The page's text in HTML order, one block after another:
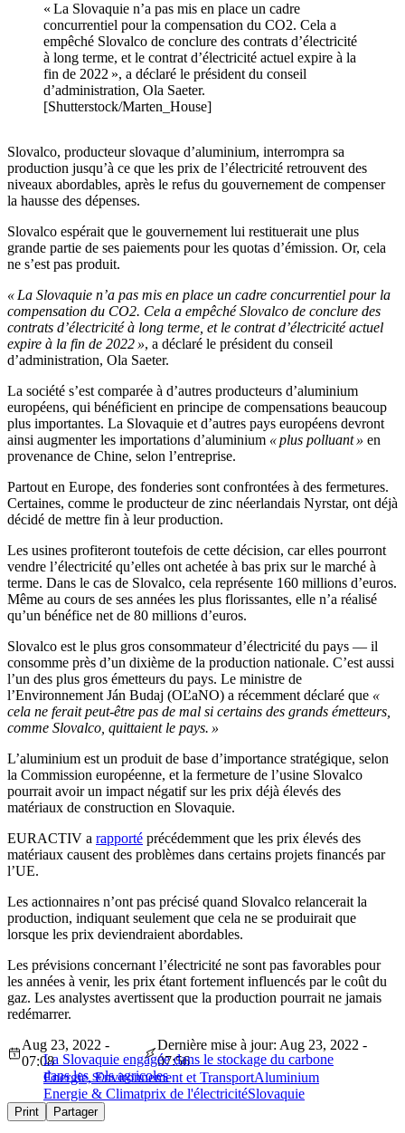
« La Slovaquie n’a pas mis en place un cadre
concurrentiel pour la compensation du CO2. Cela a
empêché Slovalco de conclure des contrats d’électricité
à long terme, et le contrat d’électricité actuel expire à la
fin de 2022 », a déclaré le président du conseil
d’administration, Ola Saeter.
[Shutterstock/Marten_House]
Slovalco, producteur slovaque d’aluminium, interrompra sa
production jusqu’à ce que les prix de l’électricité retrouvent des
niveaux abordables, après le refus du gouvernement de compenser
la hausse des dépenses.
Slovalco espérait que le gouvernement lui restituerait une plus
grande partie de ses paiements pour les quotas d’émission. Or, cela
ne s’est pas produit.
« La Slovaquie n’a pas mis en place un cadre concurrentiel pour la
compensation du CO2. Cela a empêché Slovalco de conclure des
contrats d’électricité à long terme, et le contrat d’électricité actuel
expire à la fin de 2022 », a déclaré le président du conseil
d’administration, Ola Saeter.
La société s’est comparée à d’autres producteurs d’aluminium
européens, qui bénéficient en principe de compensations beaucoup
plus importantes. La Slovaquie et d’autres pays européens devront
ainsi augmenter les importations d’aluminium « plus polluant » en
provenance de Chine, selon l’entreprise.
Partout en Europe, des fonderies sont confrontées à des fermetures.
Certaines, comme le producteur de zinc néerlandais Nyrstar, ont déjà
décidé de mettre fin à leur production.
Les usines profiteront toutefois de cette décision, car elles pourront
vendre l’électricité qu’elles ont achetée à bas prix sur le marché à
terme. Dans le cas de Slovalco, cela représente 160 millions d’euros.
Même au cours de ses années les plus florissantes, elle n’a réalisé
qu’un bénéfice net de 80 millions d’euros.
Slovalco est le plus gros consommateur d’électricité du pays — il
consomme près d’un dixième de la production nationale. C’est aussi
l’un des plus gros émetteurs du pays. Le ministre de
l’Environnement Ján Budaj (OĽaNO) a récemment déclaré que «
cela ne ferait peut-être pas de mal si certains des grands émetteurs,
comme Slovalco, quittaient le pays. »
L’aluminium est un produit de base d’importance stratégique, selon
la Commission européenne, et la fermeture de l’usine Slovalco
pourrait avoir un impact négatif sur les prix déjà élevés des
matériaux de construction en Slovaquie.
EURACTIV a rapporté précédemment que les prix élevés des
matériaux causent des problèmes dans certains projets financés par
l’UE.
Les actionnaires n’ont pas précisé quand Slovalco relancerait la
production, indiquant seulement que cela ne se produirait que
lorsque les prix deviendraient abordables.
Les prévisions concernant l’électricité ne sont pas favorables pour
les années à venir, les prix étant fortement influencés par le coût du
gaz. Les analystes avertissent que la production pourrait ne jamais
redémarrer.
La Slovaquie engagée dans le stockage du carbone
dans les sols agricoles
Aug 23, 2022 -
07:08
Dernière mise à jour: Aug 23, 2022 -
07:56
Energie, Environnement et TransportAluminium
Energie & Climatprix de l'électricitéSlovaquie
Print Partager